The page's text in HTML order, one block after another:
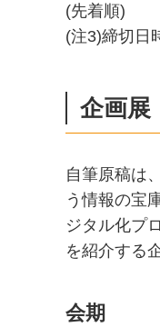
(先着順)
(注3)締切日
企画展
自筆原稿は
う情報の宝
ジタル化プ
を紹介する
会期